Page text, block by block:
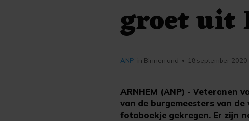
groet uit
ARNHEM (ANP) - Veteranen
van de burgemeesters van
fotoboekje gekregen. Er zijn
ANP in Binnenland • 18 september 2020